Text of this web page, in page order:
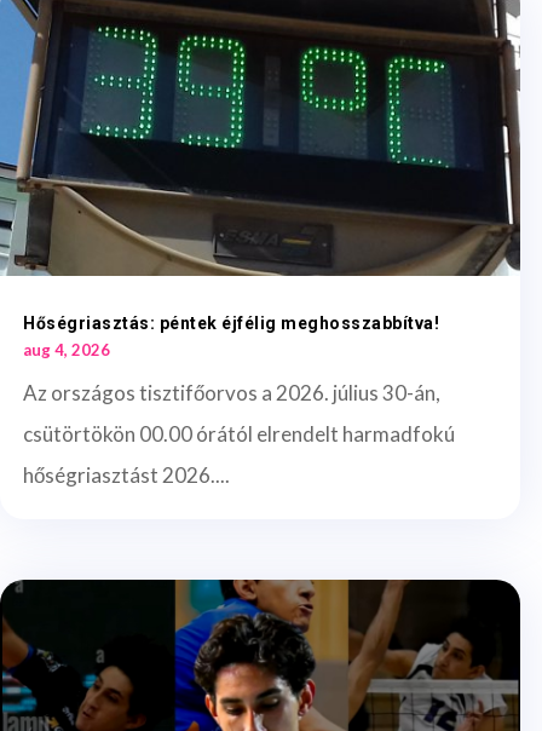
Hőségriasztás: péntek éjfélig meghosszabbítva!
aug 4, 2026
Az országos tisztifőorvos a 2026. július 30-án,
csütörtökön 00.00 órától elrendelt harmadfokú
hőségriasztást 2026....